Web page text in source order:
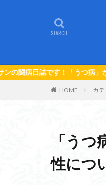
病」かなって思ったら…！「
HOME カテ
「う
性につ